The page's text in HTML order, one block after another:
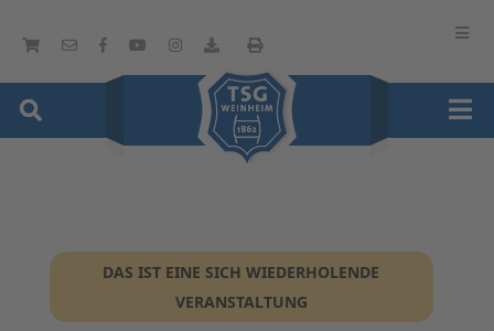
DAS IST EINE SICH WIEDERHOLENDE
VERANSTALTUNG